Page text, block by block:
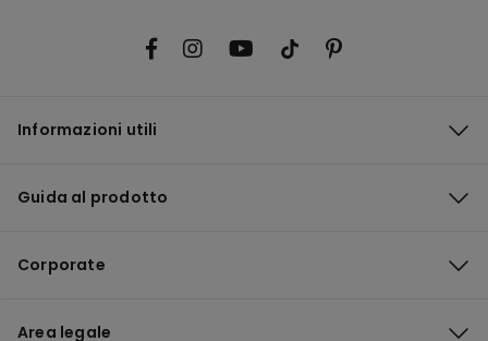
Informazioni utili
Guida al prodotto
Corporate
Area legale